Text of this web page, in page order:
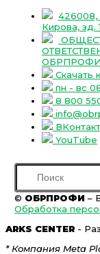
426008,
Кирова, зд.
ОБРПРОФИ"
Скачать
пн - вс
8 800
YouTube
© ОБРПРОФИ –
Обработка
ARKS CENTER -
* Компания Meta